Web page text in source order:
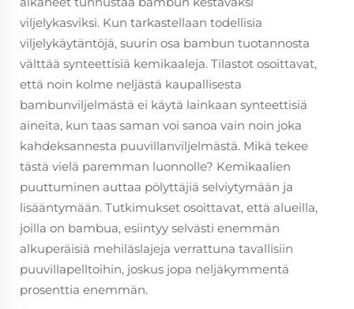
viljelykasviksi. Kun tarkastellaan todellisia
viljelykäytäntöjä, suurin osa bambun tuotannosta
välttää synteettisiä kemikaaleja. Tilastot osoittavat,
että noin kolme neljästä kaupallisesta
bambunviljelmästä ei käytä lainkaan synteettisiä
aineita, kun taas saman voi sanoa vain noin joka
kahdeksannesta puuvillanviljelmästä. Mikä tekee
tästä vielä paremman luonnolle? Kemikaalien
puuttuminen auttaa pölyttäjiä selviytymään ja
lisääntymään. Tutkimukset osoittavat, että alueilla,
joilla on bambua, esiintyy selvästi enemmän
alkuperäisiä mehiläslajeja verrattuna tavallisiin
puuvillapelltoihin, joskus jopa neljäkymmentä
prosenttia enemmän.